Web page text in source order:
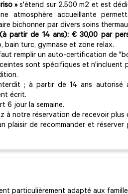
»s'étend sur 2.500 m2 et est
atmosphère accueillante
bichonner par divers soins
partir de 14 ans): € 30,00 par
bain turc, gymnase et zone relax.
remplir un auto-certification de
sont spécifiques et n'incluent
; à partir de 14 ans autorisé
écrit.
6 jour la semaine.
à notre réservation de recevoir
plaisir de recommander et réserver
particulièrement adapté aux